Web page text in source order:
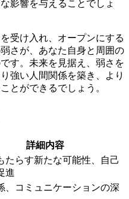
影響を与えることでしょ
受け入れ、オープンにする
さが、あなた自身と周囲の
す。未来を見据え、弱さを
強い人間関係を築き、より
とができるでしょう。
詳細内容
たらす新たな可能性、自己
進
、コミュニケーションの深